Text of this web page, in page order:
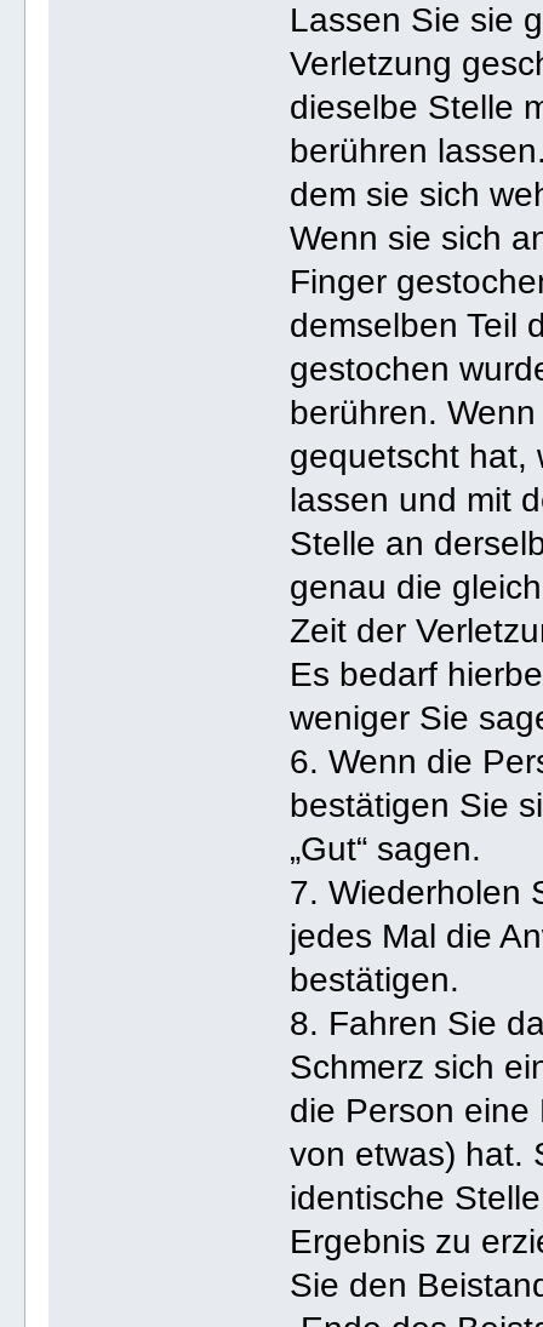
Lassen Sie sie
Verletzung
dieselbe Stelle
berühren
dem sie sich
Wenn sie sich
Finger
demselben Teil
gestochen
berühren.
gequetscht hat,
lassen und mit
Stelle an
genau die
Zeit der
Es bedarf
weniger Sie
6. Wenn die
bestätigen Sie
„Gut“ sagen.
7. Wiederholen
jedes Mal die
bestätigen.
8. Fahren Sie
Schmerz sich
die Person eine
von etwas) hat.
identische
Ergebnis zu
Sie den